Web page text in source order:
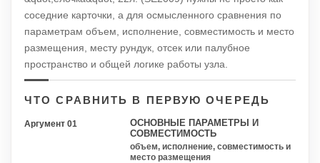
соседние карточки, а для осмысленного сравнения по
параметрам объем, исполнение, совместимость и место
размещения, месту рундук, отсек или палубное
пространство и общей логике работы узла.
ЧТО СРАВНИТЬ В ПЕРВУЮ ОЧЕРЕДЬ
Аргумент 01
ОСНОВНЫЕ ПАРАМЕТРЫ И
СОВМЕСТИМОСТЬ
объем, исполнение, совместимость и
место размещения